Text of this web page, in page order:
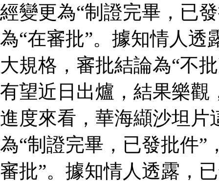
經變更為“制證完畢，已
為“在審批”。據知情人透
大規格，審批結論為“不
有望近日出爐，結果樂觀
進度來看，華海纈沙坦片
為“制證完畢，已發批件”
審批”。據知情人透露，